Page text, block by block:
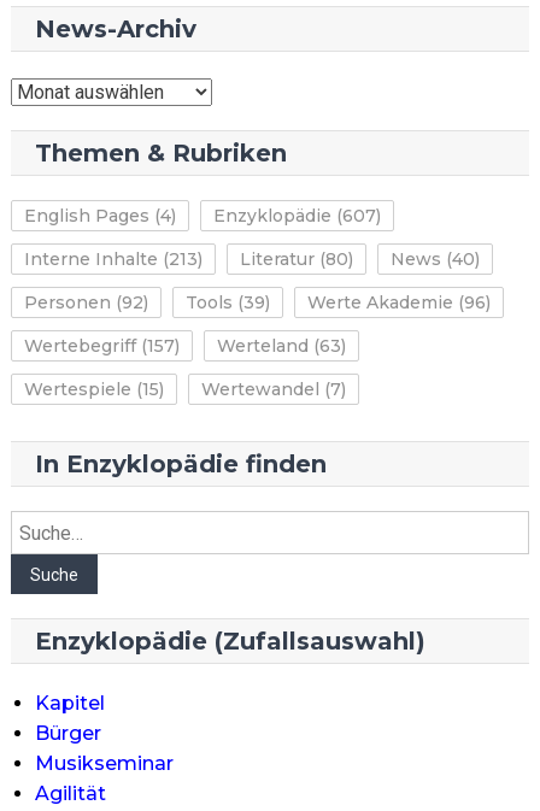
News-Archiv
News-
Themen & Rubriken
English Pages (4) Enzyklopädie (607)
Interne Inhalte (213) Literatur(80) News (40)
Personen (92) Tools (39) Werte Akademie (96)
Wertebegriff(157) Werteland (63)
Wertespiele (15) Wertewandel (7)
In Enzyklopädie finden
Suche
Suche
Enzyklopädie (Zufallsauswahl)
Kapitel
Bürger
Musikseminar
Agilität